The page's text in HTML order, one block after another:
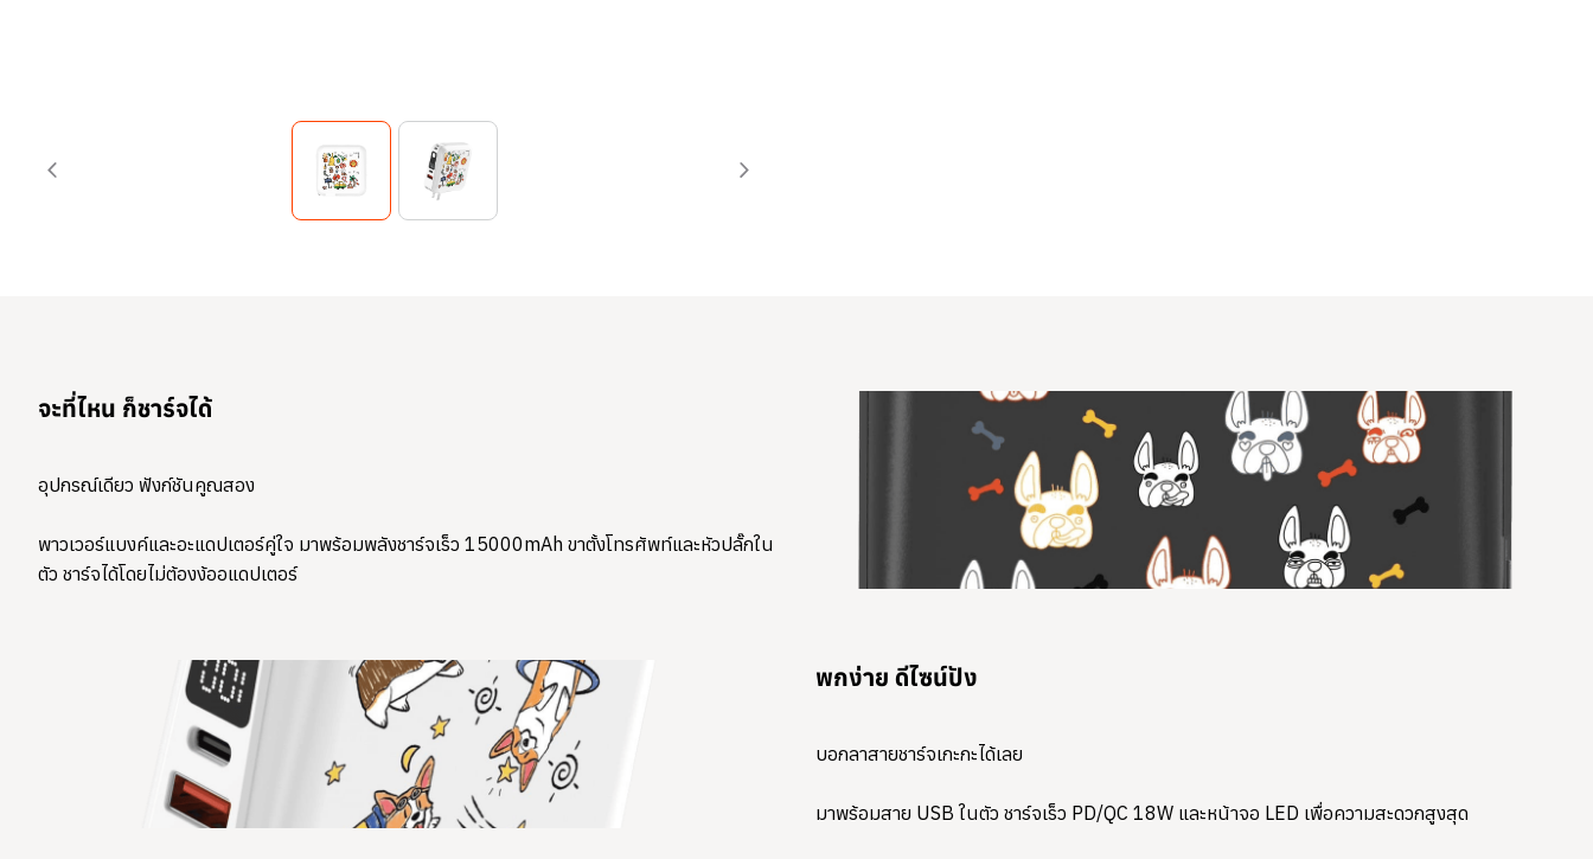
จะที่ไหน ก็ชาร์จได้
อุปกรณ์เดียว ฟังก์ชันคูณสอง
พาวเวอร์แบงค์และอะแดปเตอร์คู่ใจ มาพร้อมพลังชาร์จเร็ว 15000mAh ขาตั้งโทรศัพท์และหัวปลั๊กใน
ตัว ชาร์จได้โดยไม่ต้องง้ออแดปเตอร์
พกง่าย ดีไซน์ปัง
บอกลาสายชาร์จเกะกะได้เลย
มาพร้อมสาย USB ในตัว ชาร์จเร็ว PD/QC 18W และหน้าจอ LED เพื่อความสะดวกสูงสุด